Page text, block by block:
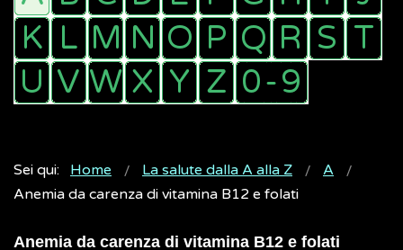
Sei qui: Home La salute dalla A alla Z
A
Anemia da carenza di vitamina B12 e folati
Anemia da carenza di vitamina B12 e folati